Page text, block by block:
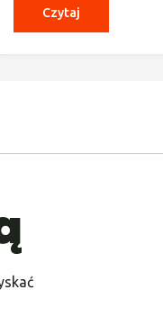
Czytaj